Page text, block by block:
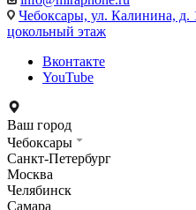
Чебоксары, ул. Калинина,
цокольный этаж
Вконтакте
YouTube
Ваш город
Чебоксары
Санкт-Петербург
Москва
Челябинск
Самара